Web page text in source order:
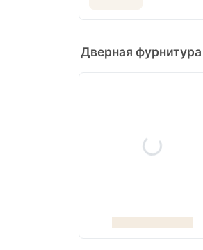
Дверная фурнитура